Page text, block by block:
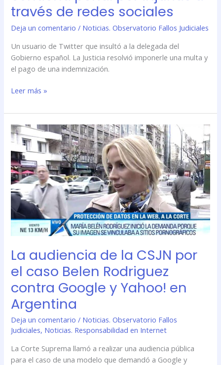
través de redes sociales
Deja un comentario / Noticias. Observatorio Fallos Judiciales
Un usuario de Twitter que insultó a la delegada del
Gobierno español. La Justicia resolvió imponerle una multa y
el pago de una indemnización.
sociales
Leer más »
La audiencia de la CSJN por
el caso Belen Rodriguez
contra Google y Yahoo! en
Argentina
Deja un comentario / Noticias. Observatorio Fallos
Judiciales, Noticias. Responsabilidad en Internet
La Corte Suprema llamó a realizar una audiencia pública
para el caso de una modelo que demandó a Google y
La
audiencia
de
la
CSJN
por
el
caso
Belen
Rodriguez
Google
Yahoo!
en
Argentina